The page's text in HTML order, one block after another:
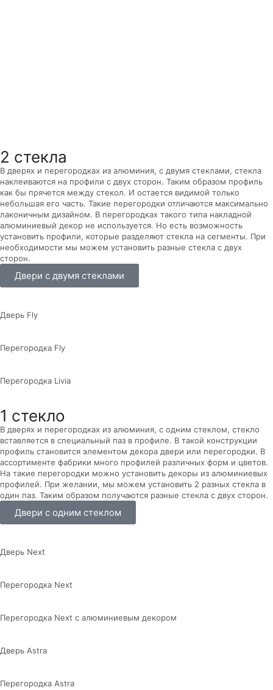
2 стекла
В дверях и перегородках из алюминия, с двумя стеклами, стекла
наклеиваются на профили с двух сторон. Таким образом профиль
как бы прячется между стекол. И остается видимой только
небольшая его часть. Такие перегородки отличаются максимально
лаконичным дизайном. В перегородках такого типа накладной
алюминиевый декор не используется. Но есть возможность
установить профили, которые разделяют стекла на сегменты. При
необходимости мы можем установить разные стекла с двух
сторон.
Двери с двумя стеклами
Дверь Fly
Перегородка Fly
Перегородка Livia
1 стекло
В дверях и перегородках из алюминия, с одним стеклом, стекло
вставляется в специальный паз в профиле. В такой конструкции
профиль становится элементом декора двери или перегородки. В
ассортименте фабрики много профилей различных форм и цветов.
На такие перегородки можно установить декоры из алюминиевых
профилей. При желании, мы можем установить 2 разных стекла в
один паз. Таким образом получаются разные стекла с двух сторон.
Двери с одним стеклом
Дверь Next
Перегородка Next
Перегородка Next с алюминиевым декором
Дверь Astra
Перегородка Astra